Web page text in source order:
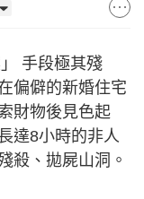
手段極其殘
偏僻的新婚住宅
財物後見色起
達8小時的非人
殺、拋屍山洞。